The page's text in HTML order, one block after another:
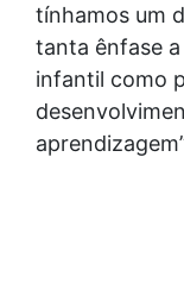
tínhamos um
tanta ênfase
infantil como